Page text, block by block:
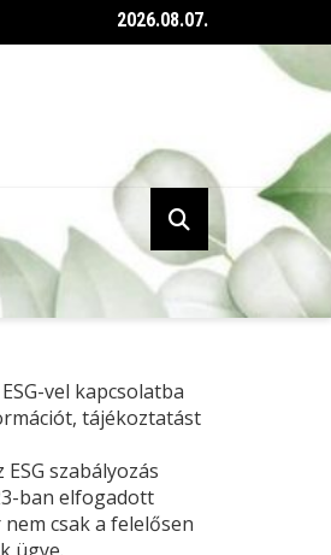
kormányrendelet
2026.08.07.
vel kapcsolatba
tájékoztatást
szabályozás
ban elfogadott
csak a felelősen